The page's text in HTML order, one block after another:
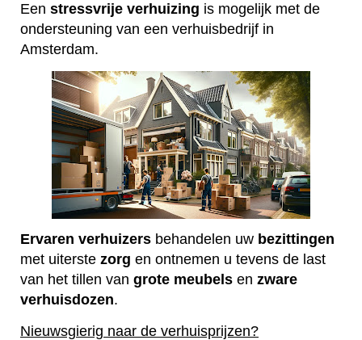
Een stressvrije verhuizing is mogelijk met de
ondersteuning van een verhuisbedrijf in
Amsterdam.
Ervaren verhuizers behandelen uw bezittingen
met uiterste zorg en ontnemen u tevens de last
van het tillen van grote meubels en zware
verhuisdozen.
Nieuwsgierig naar de verhuisprijzen?